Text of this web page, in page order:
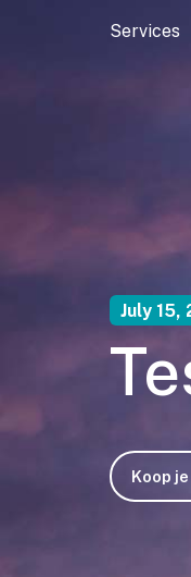
Services
July 15,
Koop